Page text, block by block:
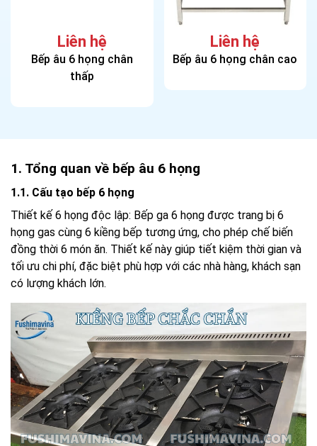
Bếp âu 6 họng chân
thấp
Liên hệ
Bếp âu 6 họng chân cao
Liên hệ
1. Tổng quan về bếp âu 6 họng
1.1. Cấu tạo bếp 6 họng
Thiết kế 6 họng độc lập: Bếp ga 6 họng được trang bị 6
họng gas cùng 6 kiềng bếp tương ứng, cho phép chế biến
đồng thời 6 món ăn. Thiết kế này giúp tiết kiệm thời gian và
tối ưu chi phí, đặc biệt phù hợp với các nhà hàng, khách sạn
có lượng khách lớn.